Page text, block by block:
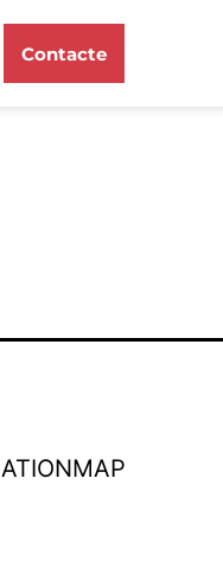
Contacte